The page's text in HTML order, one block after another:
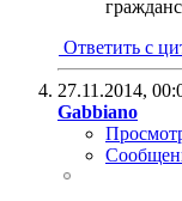
Ответить с
27.11.2014,
Gabbiano